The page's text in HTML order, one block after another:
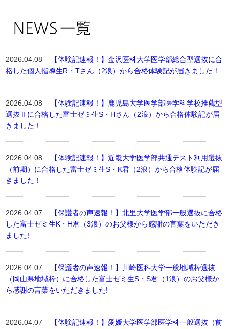
2026.04.08
【体験記速報！】金沢医科大学医学部総合型選抜に合
格した個人指導生R・Tさん（2浪）から合格体験記が届きました！
2026.04.08
【体験記速報！】鹿児島大学医学部医学科学校推薦型
選抜Ⅱに合格した富士ゼミ生S・Hさん（2浪）から合格体験記が届
きました！
2026.04.08
【体験記速報！】近畿大学医学部共通テスト利用選抜
（前期）に合格した富士ゼミ生S・K君（2浪）から合格体験記が届
きました！
2026.04.07
【保護者の声速報！】北里大学医学部一般選抜に合格
した富士ゼミ生K・H君（3浪）のお父様から感謝の言葉をいただき
ました!
2026.04.07
【保護者の声速報！】川崎医科大学一般地域枠選抜
（岡山県地域枠）に合格した富士ゼミ生S・S君（1浪）のお父様か
ら感謝の言葉をいただきました!
2026.04.07
【体験記速報！】愛媛大学医学部医学科一般選抜（前